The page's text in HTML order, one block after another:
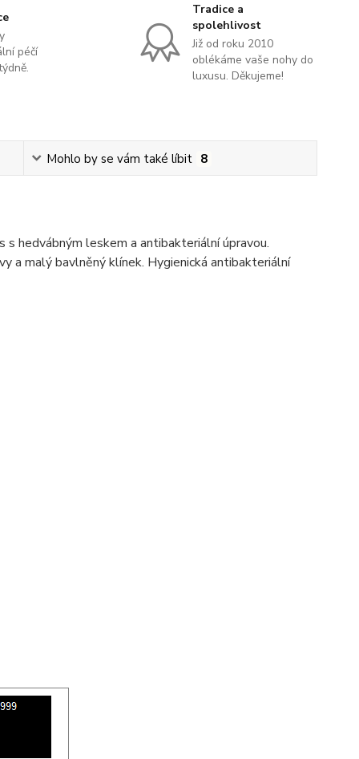
péčí
Tradice a
spolehlivost
Již od roku 2010
oblékáme vaše nohy do
luxusu. Děkujeme!
Mohlo by se vám také líbit 8
hedvábným leskem a antibakteriální úpravou.
a malý bavlněný klínek. Hygienická antibakteriální